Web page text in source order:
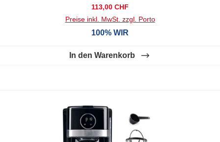
Regulärer Preis:
113,00 CHF
Preise inkl. MwSt. zzgl. Porto
100% WIR
In den Warenkorb